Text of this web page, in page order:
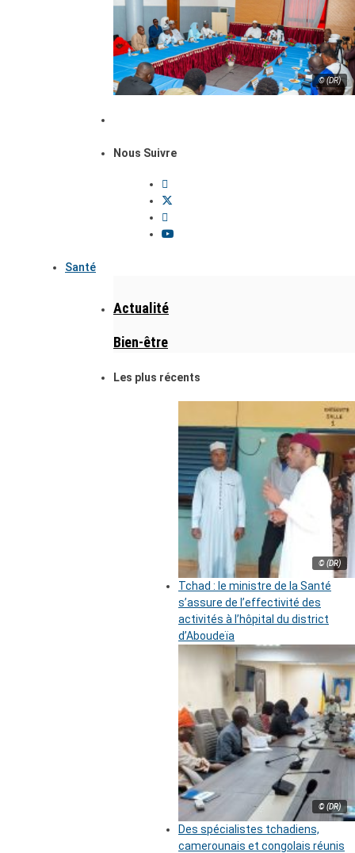
© (DR)
Nous Suivre
Santé
Actualité
Bien-être
Les plus récents
© (DR)
Tchad : le ministre de la Santé
s’assure de l’effectivité des
activités à l’hôpital du district
d’Aboudeïa
© (DR)
Des spécialistes tchadiens,
camerounais et congolais réunis